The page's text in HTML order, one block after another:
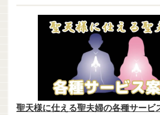
聖天様に仕える聖夫婦の各種サービ